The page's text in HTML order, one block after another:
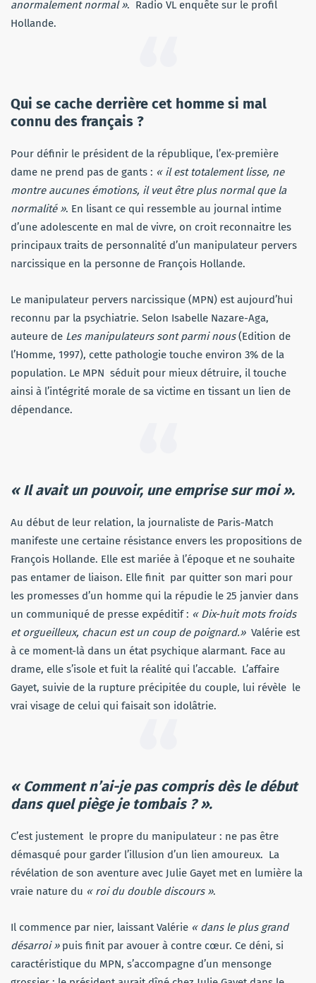
anormalement normal ». Radio VL enquête sur le profil
Hollande.
Qui se cache derrière cet homme si mal
connu des français ?
Pour définir le président de la république, l’ex-première
dame ne prend pas de gants : « il est totalement lisse, ne
montre aucunes émotions, il veut être plus normal que la
normalité ». En lisant ce qui ressemble au journal intime
d’une adolescente en mal de vivre, on croit reconnaitre les
principaux traits de personnalité d’un manipulateur pervers
narcissique en la personne de François Hollande.
Le manipulateur pervers narcissique (MPN) est aujourd’hui
reconnu par la psychiatrie. Selon Isabelle Nazare-Aga,
auteure de Les manipulateurs sont parmi nous(Edition de
l’Homme, 1997), cette pathologie touche environ 3% de la
population. Le MPN séduit pour mieux détruire, il touche
ainsi à l’intégrité morale de sa victime en tissant un lien de
dépendance.
« Il avait un pouvoir, une emprise sur moi ».
Au début de leur relation, la journaliste de Paris-Match
manifeste une certaine résistance envers les propositions de
François Hollande. Elle est mariée à l’époque et ne souhaite
pas entamer de liaison. Elle finit par quitter son mari pour
les promesses d’un homme qui la répudie le 25 janvier dans
un communiqué de presse expéditif : « Dix-huit mots froids
et orgueilleux, chacun est un coup de poignard.»Valérie est
à ce moment-là dans un état psychique alarmant. Face au
drame, elle s’isole et fuit la réalité qui l’accable. L’affaire
Gayet, suivie de la rupture précipitée du couple, lui révèle le
vrai visage de celui qui faisait son idolâtrie.
« Comment n’ai-je pas compris dès le début
dans quel piège je tombais ? ».
C’est justement le propre du manipulateur : ne pas être
démasqué pour garder l’illusion d’un lien amoureux. La
révélation de son aventure avec Julie Gayet met en lumière la
vraie nature du « roi du double discours ».
Il commence par nier, laissant Valérie « dans le plus grand
désarroi »puis finit par avouer à contre cœur. Ce déni, si
caractéristique du MPN, s’accompagne d’un mensonge